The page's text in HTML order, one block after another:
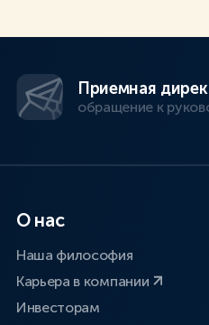
Приемная
обращение к
О нас
Наша философия
Карьера в компании
Инвесторам